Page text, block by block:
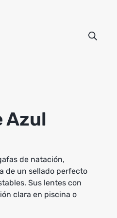
Azul
de natación,
de un sellado perfecto
Sus lentes con
clara en piscina o